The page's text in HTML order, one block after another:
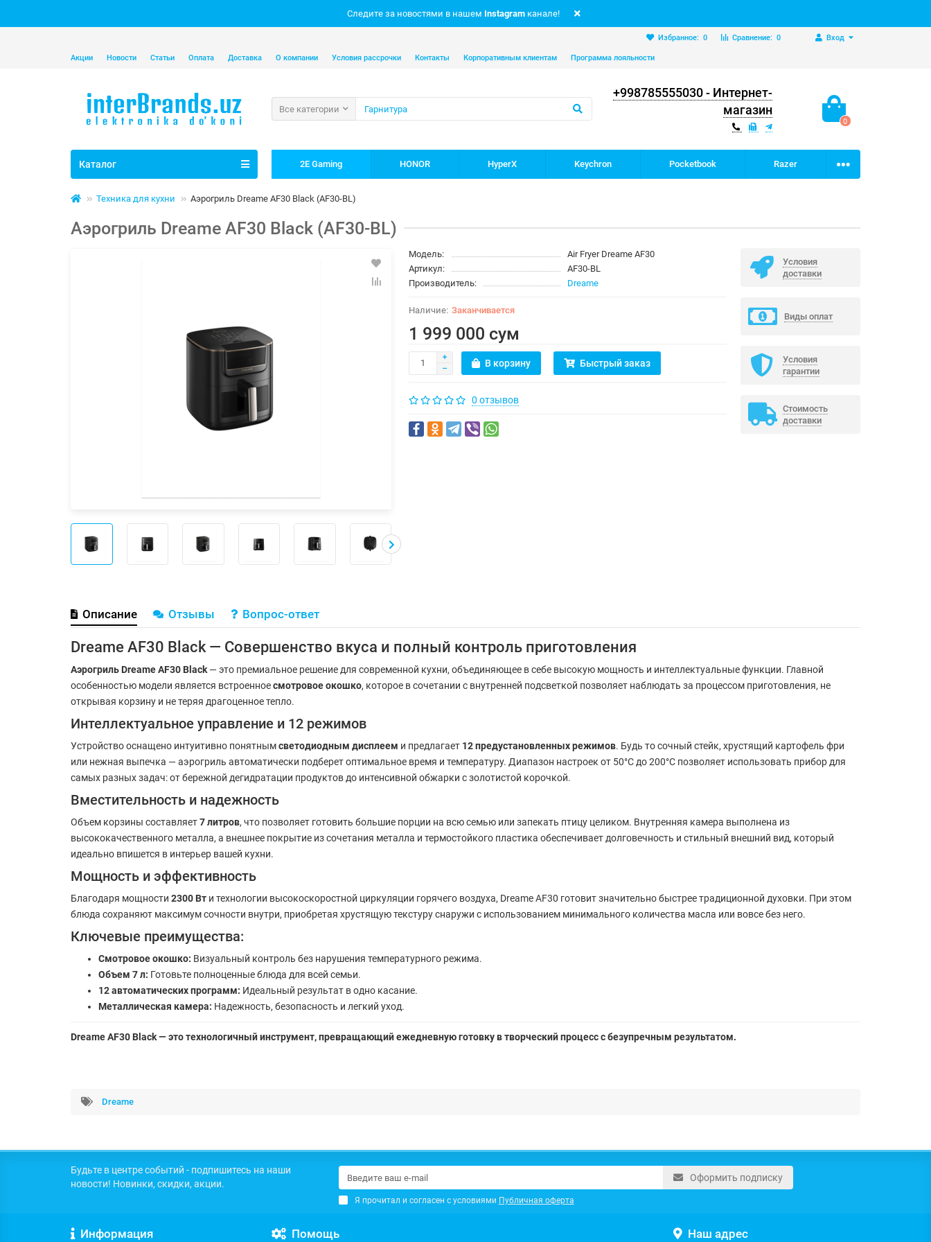
Следите за новостями в нашем Instagram канале!
Вход
Сравнение: 0
Избранное: 0
Акции Новости Статьи Оплата Доставка О компании Условия рассрочки Контакты Корпоративным клиентам Программа лояльности
+998785555030 - Интернет-
магазин
0
Все категории
Каталог 2E Gaming HONOR HyperX Keychron Pocketbook Razer
Техника для кухни Аэрогриль Dreame AF30 Black (AF30-BL)
Аэрогриль Dreame AF30 Black (AF30-BL)
Модель:
Air Fryer Dreame AF30
Артикул:
AF30-BL
Производитель:
Dreame
Заканчивается
1 999 000 сум
В корзину Быстрый заказ
0 отзывов
Условия
доставки
Виды оплат
Условия
гарантии
Стоимость
доставки
Описание Отзывы Вопрос-ответ
Dreame AF30 Black — Совершенство вкуса и полный контроль приготовления
Аэрогриль Dreame AF30 Black— это премиальное решение для современной кухни, объединяющее в себе высокую мощность и интеллектуальные функции. Главной
особенностью модели является встроенноесмотровое окошко, которое в сочетании с внутренней подсветкой позволяет наблюдать за процессом приготовления, не
открывая корзину и не теряя драгоценное тепло.
Интеллектуальное управление и 12 режимов
Устройство оснащено интуитивно понятнымсветодиодным дисплеем и предлагает 12 предустановленных режимов. Будь то сочный стейк, хрустящий картофель фри
или нежная выпечка — аэрогриль автоматически подберет оптимальное время и температуру. Диапазон настроек от 50°C до 200°C позволяет использовать прибор для
самых разных задач: от бережной дегидратации продуктов до интенсивной обжарки с золотистой корочкой.
Вместительность и надежность
Объем корзины составляет7 литров, что позволяет готовить большие порции на всю семью или запекать птицу целиком. Внутренняя камера выполнена из
высококачественного металла, а внешнее покрытие из сочетания металла и термостойкого пластика обеспечивает долговечность и стильный внешний вид, который
идеально впишется в интерьер вашей кухни.
Мощность и эффективность
Благодаря мощности 2300 Вт и технологии высокоскоростной циркуляции горячего воздуха, Dreame AF30 готовит значительно быстрее традиционной духовки. При этом
блюда сохраняют максимум сочности внутри, приобретая хрустящую текстуру снаружи с использованием минимального количества масла или вовсе без него.
Ключевые преимущества:
Смотровое окошко: Визуальный контроль без нарушения температурного режима.
Объем 7 л: Готовьте полноценные блюда для всей семьи.
12 автоматических программ: Идеальный результат в одно касание.
Металлическая камера: Надежность, безопасность и легкий уход.
Dreame AF30 Black — это технологичный инструмент, превращающий ежедневную готовку в творческий процесс с безупречным результатом.
Dreame
Будьте в центре событий - подпишитесь на наши
новости! Новинки, скидки, акции.
Оформить подписку
Я прочитал и согласен с условиями Публичная оферта
Информация Помощь Наш адрес